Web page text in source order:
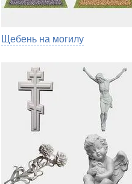
Щебень на могилу